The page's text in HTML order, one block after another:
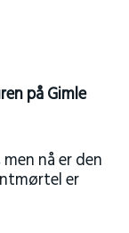
på Gimle
nå er den
er